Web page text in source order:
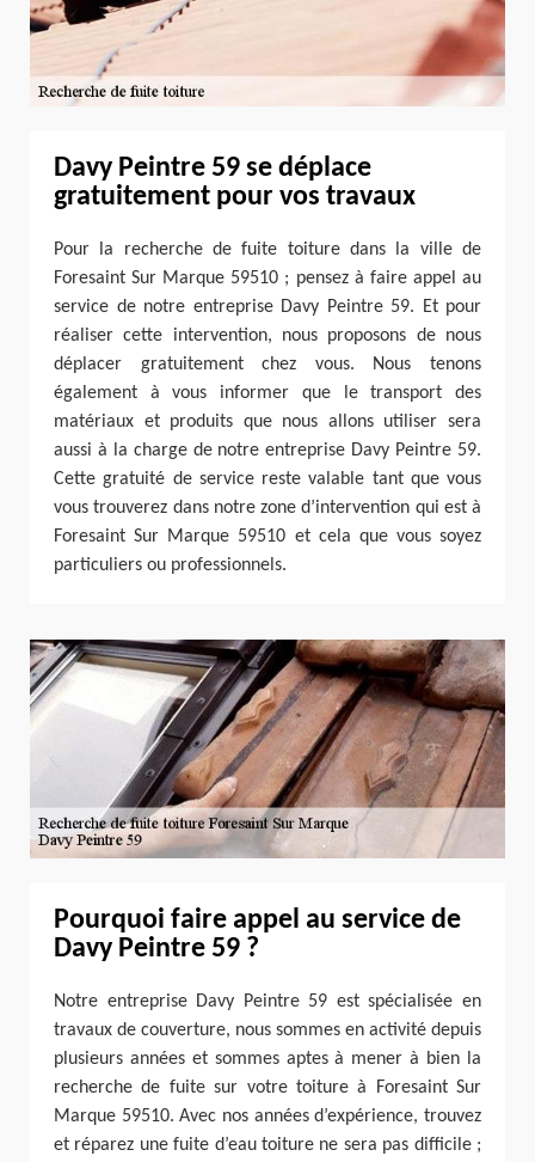
Davy Peintre 59 se déplace
gratuitement pour vos travaux
Pour la recherche de fuite toiture dans la ville de
Foresaint Sur Marque 59510 ; pensez à faire appel au
service de notre entreprise Davy Peintre 59. Et pour
réaliser cette intervention, nous proposons de nous
déplacer gratuitement chez vous. Nous tenons
également à vous informer que le transport des
matériaux et produits que nous allons utiliser sera
aussi à la charge de notre entreprise Davy Peintre 59.
Cette gratuité de service reste valable tant que vous
vous trouverez dans notre zone d’intervention qui est à
Foresaint Sur Marque 59510 et cela que vous soyez
particuliers ou professionnels.
Pourquoi faire appel au service de
Davy Peintre 59 ?
Notre entreprise Davy Peintre 59 est spécialisée en
travaux de couverture, nous sommes en activité depuis
plusieurs années et sommes aptes à mener à bien la
recherche de fuite sur votre toiture à Foresaint Sur
Marque 59510. Avec nos années d’expérience, trouvez
et réparez une fuite d’eau toiture ne sera pas difficile ;